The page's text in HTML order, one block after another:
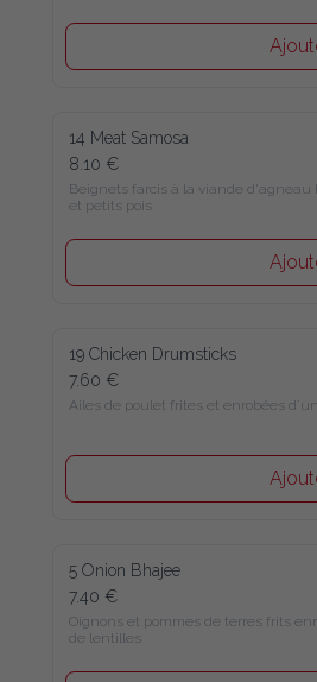
14 Meat Samosa
8.10 €
Beignets farcis à la viande d'agneau
et petits pois
19 Chicken Drumsticks
7.60 €
Ailes de poulet frites et enrobées
5 Onion Bhajee
7.40 €
Oignons et pommes de terres frits
de lentilles